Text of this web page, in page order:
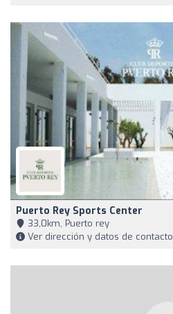
Puerto Rey Sports Center
33,0km, Puerto rey
Ver dirección y datos de contacto